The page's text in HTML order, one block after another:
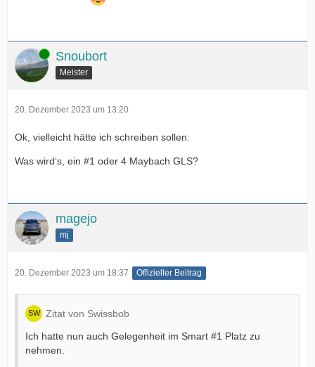
Online Snoubort
Meister
20. Dezember 2023 um 13:20
Ok, vielleicht hätte ich schreiben sollen:
Was wird‘s, ein #1 oder 4 Maybach GLS?
magejo
mj
20. Dezember 2023 um 18:37 Offizieller Beitrag
Zitat von Swissbob
Ich hatte nun auch Gelegenheit im Smart #1 Platz zu
nehmen.